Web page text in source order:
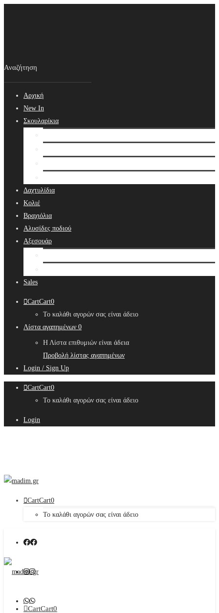
Αρχική
New In
Σκουλαρίκια
Δαχτυλίδια
Κολιέ
Βραχιόλια
Αλυσίδες ποδιού
Αξεσουάρ
Sales
CartCart0
Το καλάθι αγορών σας είναι άδειο
Λίστα αγαπημένων 0
Η Λίστα επιθυμιών είναι άδεια
Προβολή λίστας αγαπημένων
Login / Sign Up
CartCart0
Το καλάθι αγορών σας είναι άδειο
Login
CartCart0
Το καλάθι αγορών σας είναι άδειο
CartCart0